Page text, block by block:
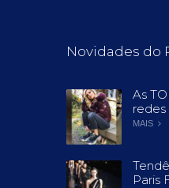
Novidades do
As
redes
MAIS
Paris